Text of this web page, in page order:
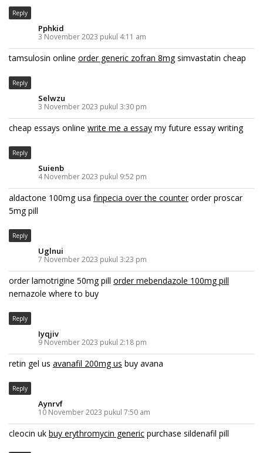
Reply
Pphkid
3 November 2023 pukul 4:11 am
tamsulosin online order generic zofran 8mgsimvastatin cheap
Reply
Selwzu
3 November 2023 pukul 3:30 pm
cheap essays online write me a essay my future essay writing
Reply
Suienb
4 November 2023 pukul 9:52 pm
aldactone 100mg usa finpecia over the counterorder proscar
5mg pill
Reply
Uglnui
7 November 2023 pukul 3:23 pm
order lamotrigine 50mg pill order mebendazole 100mg pill
nemazole where to buy
Reply
Iyqjiv
9 November 2023 pukul 2:18 pm
retin gel us avanafil 200mg us buy avana
Reply
Aynrvf
10 November 2023 pukul 7:50 am
cleocin uk buy erythromycin generic purchase sildenafil pill